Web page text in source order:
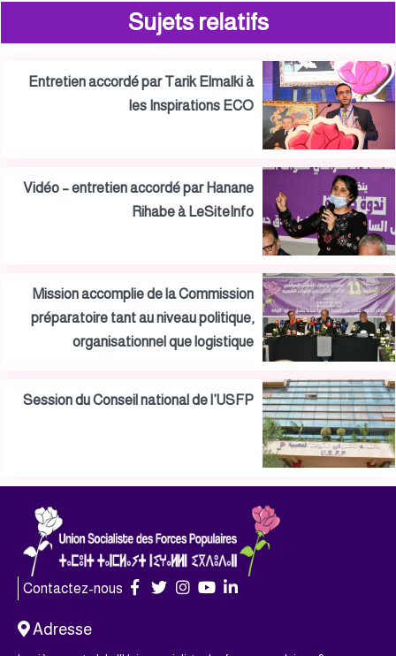
Sujets relatifs
Entretien accordé par Tarik Elmalki à
les Inspirations ECO
Vidéo – entretien accordé par Hanane
Rihabe à LeSiteInfo
Mission accomplie de la Commission
préparatoire tant au niveau politique,
organisationnel que logistique
Session du Conseil national de l’USFP
Contactez-nous
Adresse